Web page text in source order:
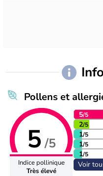
Pollens et
5 /5
Indice pollinique
Très élevé
5/5
2/5
1/5
1/5
1/5
Voir